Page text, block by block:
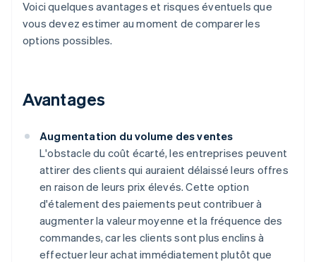
Voici quelques avantages et risques éventuels que
vous devez estimer au moment de comparer les
options possibles.
Avantages
Augmentation du volume des ventes
L'obstacle du coût écarté, les entreprises peuvent
attirer des clients qui auraient délaissé leurs offres
en raison de leurs prix élevés. Cette option
d'étalement des paiements peut contribuer à
augmenter la valeur moyenne et la fréquence des
commandes, car les clients sont plus enclins à
effectuer leur achat immédiatement plutôt que